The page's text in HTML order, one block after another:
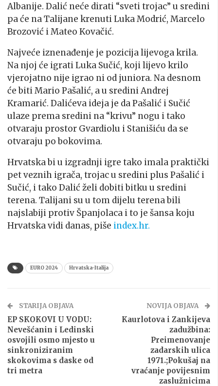
Albanije. Dalić neće dirati “sveti trojac” u sredini
pa će na Talijane krenuti Luka Modrić, Marcelo
Brozović i Mateo Kovačić.
Najveće iznenađenje je pozicija lijevoga krila.
Na njoj će igrati Luka Sučić, koji lijevo krilo
vjerojatno nije igrao ni od juniora. Na desnom
će biti Mario Pašalić, a u sredini Andrej
Kramarić. Dalićeva ideja je da Pašalić i Sučić
ulaze prema sredini na “krivu” nogu i tako
otvaraju prostor Gvardiolu i Stanišiću da se
otvaraju po bokovima.
Hrvatska bi u izgradnji igre tako imala praktički
pet veznih igrača, trojac u sredini plus Pašalić i
Sučić, i tako Dalić želi dobiti bitku u sredini
terena. Talijani su u tom dijelu terena bili
najslabiji protiv Španjolaca i to je šansa koju
Hrvatska vidi danas, piše index.hr.
EURO 2024 Hrvatska-Italija
STARIJA OBJAVA
EP SKOKOVI U VODU:
Nevešćanin i Ledinski
osvojili osmo mjesto u
sinkroniziranim
skokovima s daske od
tri metra
NOVIJA OBJAVA
Kaurlotova i Zankijeva
zadužbina:
Preimenovanje
zadarskih ulica
1971.;Pokušaj na
vraćanje povijesnim
zaslužnicima